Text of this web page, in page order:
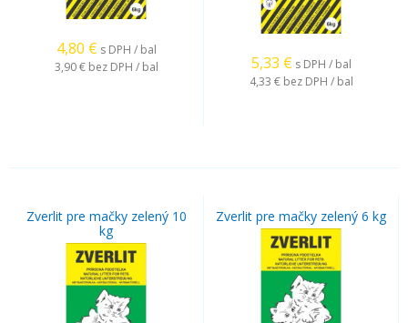
4,80 € s DPH / bal
3,90 € bez DPH / bal 5,33 € s DPH / bal
4,33 € bez DPH / bal
Zverlit pre mačky zelený 10
kg
Zverlit pre mačky zelený 6 kg